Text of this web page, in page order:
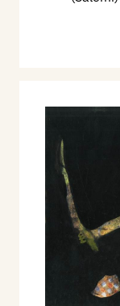
Galleria I
1975,
Torre,
Galleria Il
Personale,
“Collettiva di
di Mantova.
fantastica
Personale,